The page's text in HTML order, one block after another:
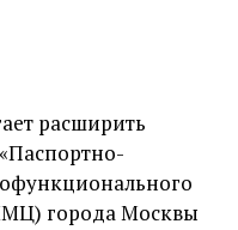
расширить
города Москвы